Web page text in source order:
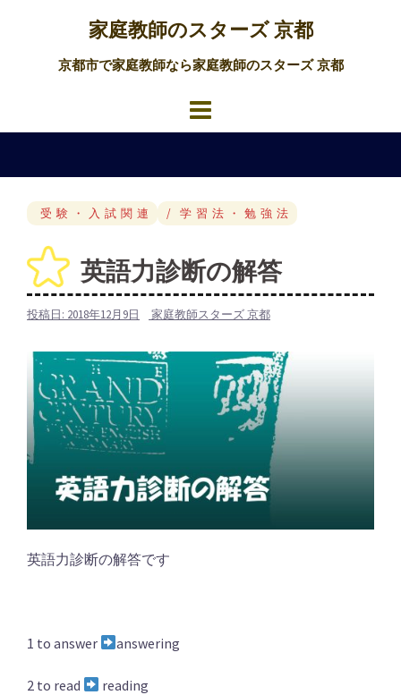
へ
キ
家庭教師のスターズ 京都
京都市で家庭教師なら家庭教師のスターズ 京都
受験・入試関連 学習法・勉強法
英語力診断の解答
投稿日: 2018年12月9日 家庭教師スターズ 京都
英語力診断の解答です
1 to answer answering
2 to read reading